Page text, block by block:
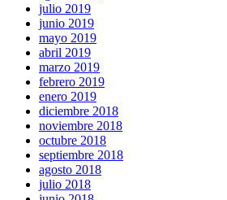
julio 2019
junio 2019
mayo 2019
abril 2019
marzo 2019
febrero 2019
enero 2019
diciembre 2018
noviembre 2018
octubre 2018
septiembre 2018
agosto 2018
julio 2018